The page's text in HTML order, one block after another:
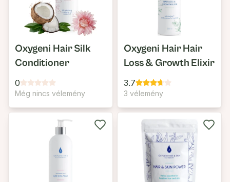
Oxygeni Hair Silk
Conditioner
0
Még nincs vélemény
Oxygeni Hair Hair
Loss & Growth Elixir
3.7
3 vélemény